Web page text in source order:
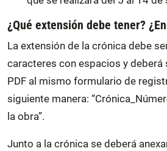
¿Qué extensión debe tener?
La extensión de la crónica debe
caracteres con espacios y
PDF al mismo formulario de
siguiente manera:
la obra”.
Junto a la crónica se deberá